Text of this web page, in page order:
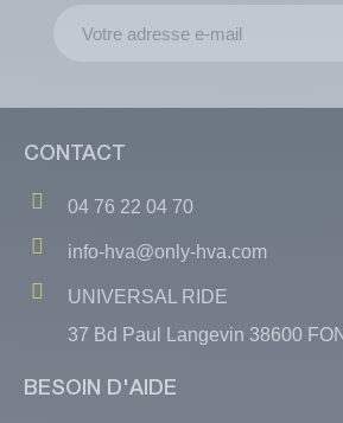
CONTACT
04 76 22 04 70
info-hva@only-hva.com
UNIVERSAL RIDE
37 Bd Paul Langevin 38600
BESOIN D'AIDE